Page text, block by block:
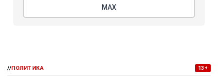
МАХ
//ПОЛИТИКА 13+